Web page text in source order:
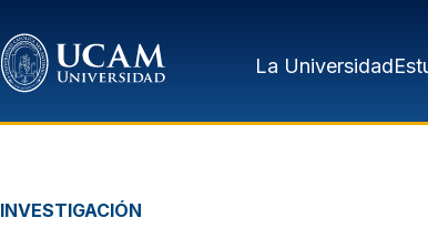
La Universidad
INVESTIGACIÓN